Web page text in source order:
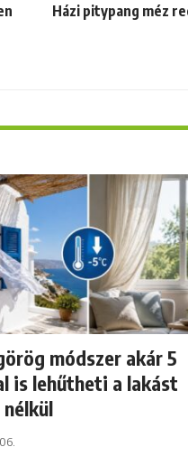
Házi pitypang méz
módszer akár 5
is lehűtheti a lakást